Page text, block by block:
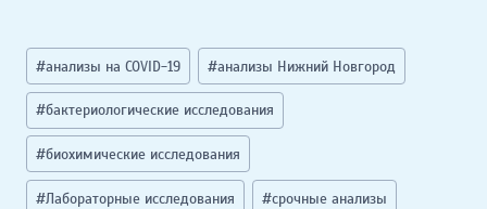
Метки
записи:
#анализы на COVID-19 #анализы Нижний Новгород
#бактериологические исследования
#биохимические исследования
#Лабораторные исследования #срочные анализы